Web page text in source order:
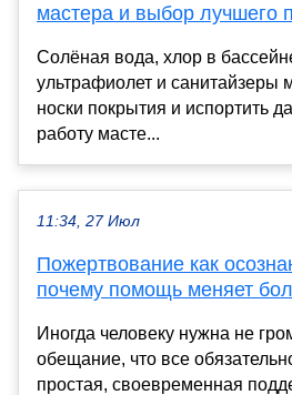
мастера и выбор лучшего
Солёная вода, хлор в
ультрафиолет и санитайзеры
носки покрытия и испортить
работу масте...
11:34, 27 Июл
Пожертвование как
почему помощь меняет
Иногда человеку нужна не
обещание, что все
простая, своевременная